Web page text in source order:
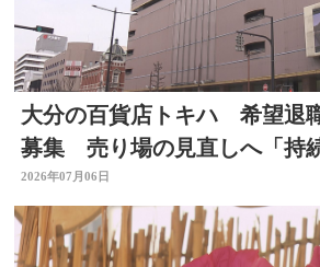
大分の百貨店トキハ 希望退
募集 売り場の見直しへ「持
制構築のため」
2026年07月06日